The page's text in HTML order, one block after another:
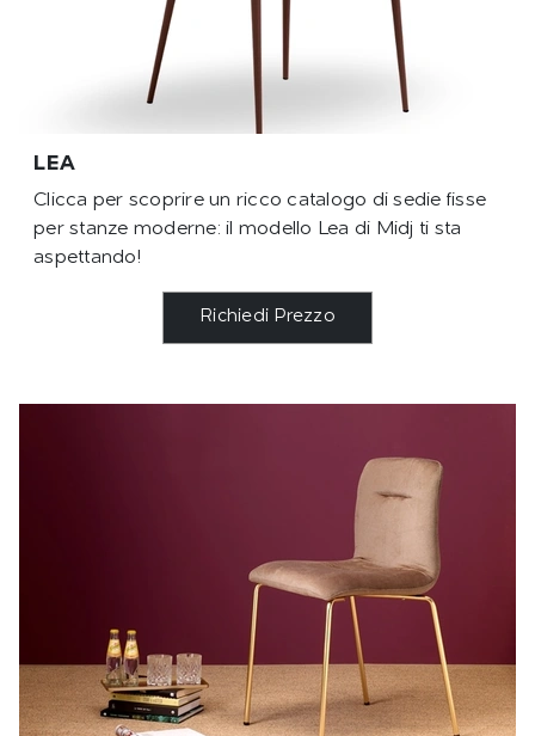
LEA
Clicca per scoprire un ricco catalogo di sedie fisse
per stanze moderne: il modello Lea di Midj ti sta
aspettando!
Richiedi Prezzo